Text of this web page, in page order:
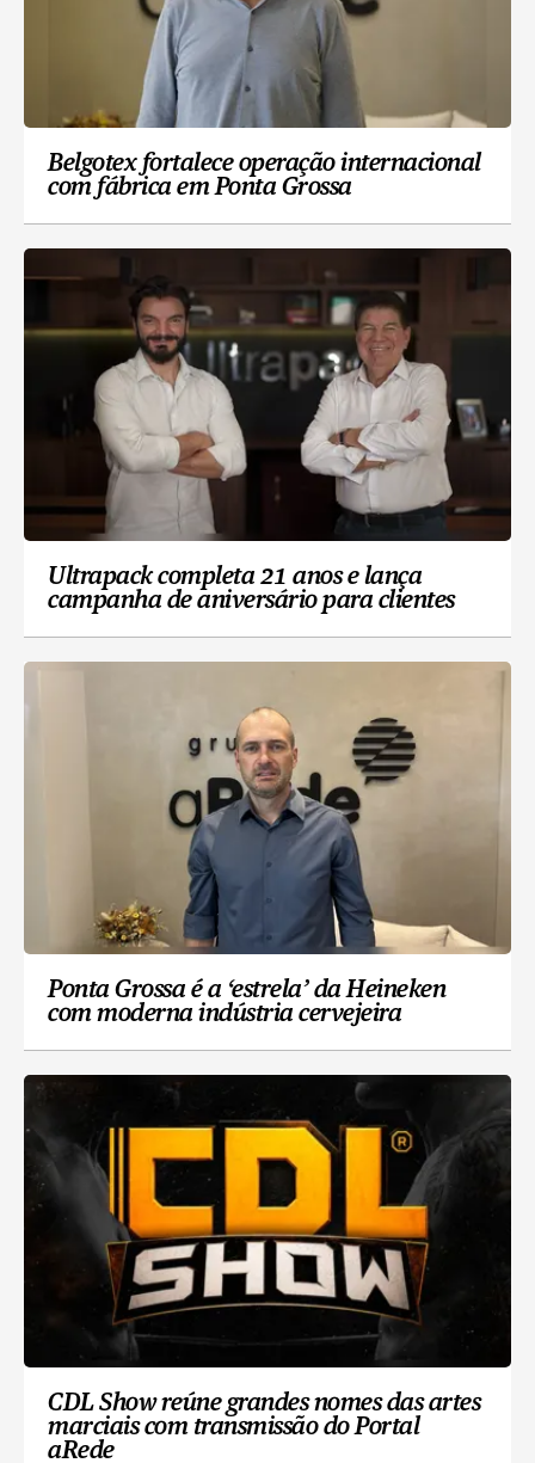
Belgotex fortalece operação internacional
com fábrica em Ponta Grossa
Ultrapack completa 21 anos e lança
campanha de aniversário para clientes
Ponta Grossa é a ‘estrela’ da Heineken
com moderna indústria cervejeira
CDL Show reúne grandes nomes das artes
marciais com transmissão do Portal
aRede